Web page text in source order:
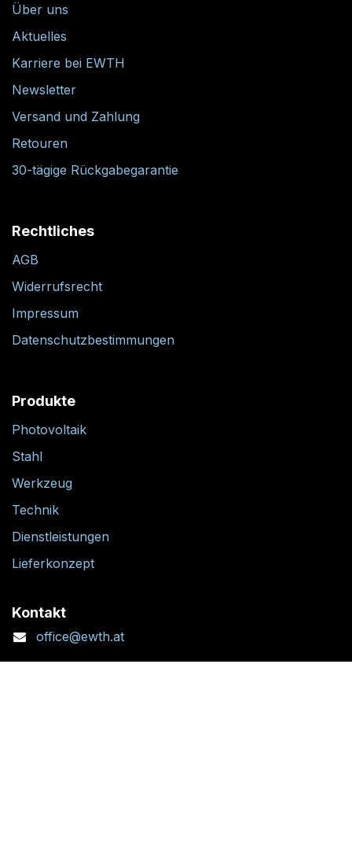
Über uns
Aktuelles
Karriere bei EWTH
Newsletter
Versand und Zahlung
Retouren
30-tägige Rückgabegarantie
Rechtliches
AGB
Widerrufsrecht
Impressum
Datenschutzbestimmungen
Produkte
Photovoltaik
Stahl
Werkzeug
Technik
Dienstleistungen
Lieferkonzept
Kontakt
office@ewth.at